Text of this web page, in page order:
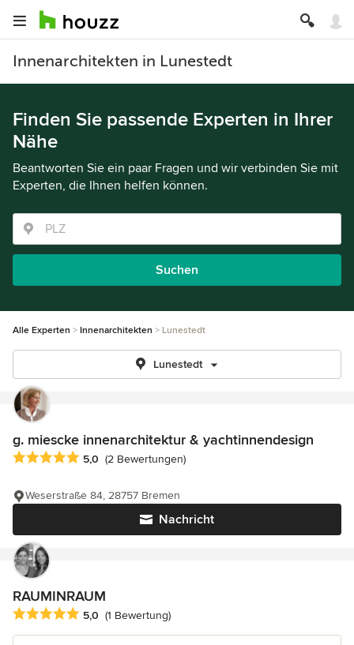
Innenarchitekten in Lunestedt
Finden Sie passende Experten in Ihrer
Nähe
Beantworten Sie ein paar Fragen und wir verbinden Sie mit
Experten, die Ihnen helfen können.
Suchen
Alle Experten Innenarchitekten Lunestedt
Lunestedt
g. miescke innenarchitektur & yachtinnendesign
Durchschnittliche Bewertung: 5 von 5 Sternen
5,0 (2 Bewertungen)
Nachricht
Weserstraße 84, 28757 Bremen
RAUMINRAUM
Durchschnittliche Bewertung: 5 von 5 Sternen
5,0 (1 Bewertung)